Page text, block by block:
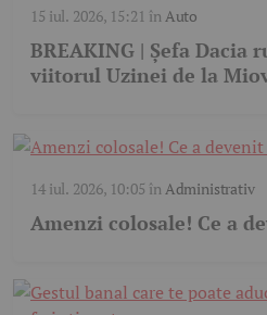
15 iul. 2026, 15:21 înAuto
BREAKING | Șefa Dacia
viitorul Uzinei de la
14 iul. 2026, 10:05 înAdministrativ
Amenzi colosale! Ce a